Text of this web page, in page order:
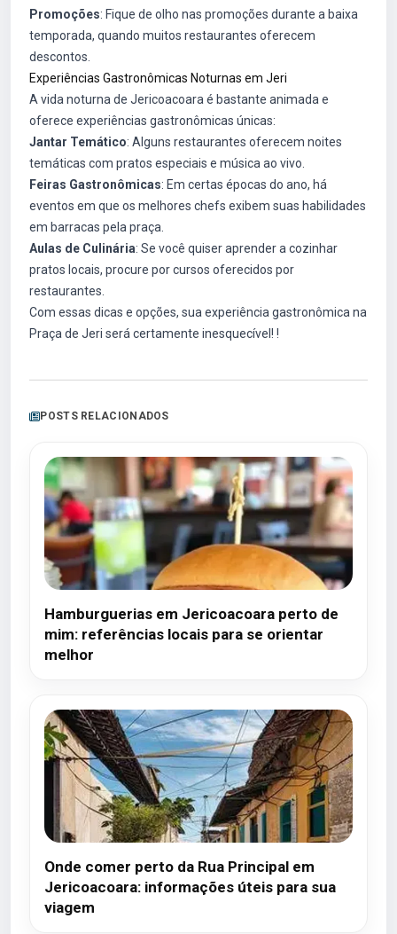
Promoções: Fique de olho nas promoções durante a baixa
temporada, quando muitos restaurantes oferecem
descontos.
Experiências Gastronômicas Noturnas em Jeri
A vida noturna de Jericoacoara é bastante animada e
oferece experiências gastronômicas únicas:
Jantar Temático: Alguns restaurantes oferecem noites
temáticas com pratos especiais e música ao vivo.
Feiras Gastronômicas: Em certas épocas do ano, há
eventos em que os melhores chefs exibem suas habilidades
em barracas pela praça.
Aulas de Culinária: Se você quiser aprender a cozinhar
pratos locais, procure por cursos oferecidos por
restaurantes.
Com essas dicas e opções, sua experiência gastronômica na
Praça de Jeri será certamente inesquecível! !
POSTS RELACIONADOS
Hamburguerias em Jericoacoara perto de
mim: referências locais para se orientar
melhor
Onde comer perto da Rua Principal em
Jericoacoara: informações úteis para sua
viagem